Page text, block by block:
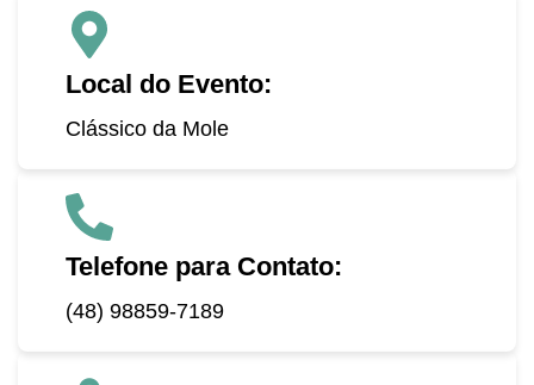
Local do Evento:
Clássico da Mole
Telefone para Contato:
(48) 98859-7189